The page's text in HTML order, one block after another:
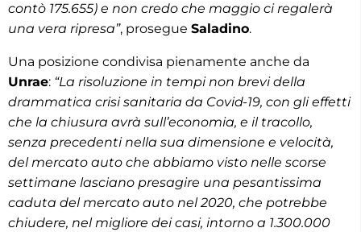
contò 175.655) e non credo che maggio ci regalerà
una vera ripresa”, prosegue Saladino.
Una posizione condivisa pienamente anche da
Unrae: “La risoluzione in tempi non brevi della
drammatica crisi sanitaria da Covid-19, con gli effetti
che la chiusura avrà sull’economia, e il tracollo,
senza precedenti nella sua dimensione e velocità,
del mercato auto che abbiamo visto nelle scorse
settimane lasciano presagire una pesantissima
caduta del mercato auto nel 2020, che potrebbe
chiudere, nel migliore dei casi, intorno a 1.300.000